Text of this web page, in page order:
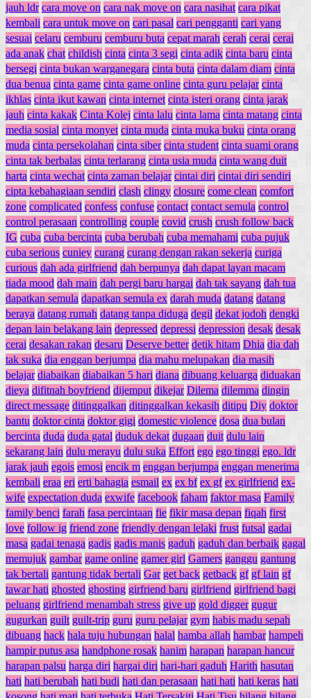
jauh ldr cara move on cara nak move on cara nasihat cara pikat
kembali cara untuk move on cari pasal cari pengganti cari yang
sesuai celaru cemburu cemburu buta cepat marah cerah cerai cerai
ada anak chat childish cinta cinta 3 segi cinta adik cinta baru cinta
bersegi cinta bukan warganegara cinta buta cinta dalam diam cinta
dua benua cinta game cinta game online cinta guru pelajar cinta
ikhlas cinta ikut kawan cinta internet cinta isteri orang cinta jarak
jauh cinta kakak Cinta Kolej cinta lalu cinta lama cinta matang cinta
media sosial cinta monyet cinta muda cinta muka buku cinta orang
muda cinta persekolahan cinta siber cinta student cinta suami orang
cinta tak berbalas cinta terlarang cinta usia muda cinta wang duit
harta cinta wechat cinta zaman belajar cintai diri cintai diri sendiri
cipta kebahagiaan sendiri clash clingy closure come clean comfort
zone complicated confess confuse contact contact semula control
control perasaan controlling couple covid crush crush follow back
IG cuba cuba bercinta cuba berubah cuba memahami cuba pujuk
cuba serious cuniey curang curang dengan rakan sekerja curiga
curious dah ada girlfriend dah berpunya dah dapat layan macam
tiada mood dah main dah pergi baru hargai dah tak sayang dah tua
dapatkan semula dapatkan semula ex darah muda datang datang
beraya datang rumah datang tanpa diduga degil dekat jodoh dengki
depan lain belakang lain depressed depressi depression desak desak
cerai desakan rakan desaru Deserve better detik hitam Dhia dia dah
tak suka dia enggan berjumpa dia mahu melupakan dia masih
belajar diabaikan diabaikan 5 hari diana dibuang keluarga diduakan
dieya difitnah boyfriend dijemput dikejar Dilema dilemma dingin
direct message ditinggalkan ditinggalkan kekasih ditipu Diy doktor
bantu doktor cinta doktor gigi domestic violence dosa dua bulan
bercinta duda duda gatal duduk dekat dugaan duit dulu lain
sekarang lain dulu merayu dulu suka Effort ego ego tinggi ego. ldr
jarak jauh egois emosi encik m enggan berjumpa enggan menerima
kembali eraa eri erti bahagia esmail ex ex bf ex gf ex girlfriend ex-
wife expectation duda exwife facebook faham faktor masa Family
family benci farah fasa percintaan fie fikir masa depan fiqah first
love follow ig friend zone friendly dengan lelaki frust futsal gadai
masa gadai tenaga gadis gadis manis gaduh gaduh dan berbaik gagal
memujuk gambar game online gamer girl Gamers ganggu gantung
tak bertali gantung tidak bertali Gar get back getback gf gf lain gf
tawar hati ghosted ghosting girfriend baru girlfriend girlfriend bagi
peluang girlfriend menambah stress give up gold digger gugur
gugurkan guilt guilt-trip guru guru pelajar gym habis madu sepah
dibuang hack hala tuju hubungan halal hamba allah hambar hampeh
hampir putus asa handphone rosak hanim harapan harapan hancur
harapan palsu harga diri hargai diri hari-hari gaduh Harith hasutan
hati hati berubah hati budi hati dan perasaan hati hati hati keras hati